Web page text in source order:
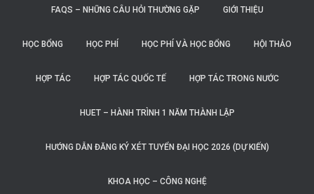
FAQS – NHỮNG CÂU HỎI THƯỜNG GẶP GIỚI THIỆU
HỌC BỔNG HỌC PHÍ HỌC PHÍ VÀ HỌC BỔNG HỘI THẢO
HỢP TÁC HỢP TÁC QUỐC TẾ HỢP TÁC TRONG NƯỚC
HUET – HÀNH TRÌNH 1 NĂM THÀNH LẬP
HƯỚNG DẪN ĐĂNG KÝ XÉT TUYỂN ĐẠI HỌC 2026 (DỰ KIẾN)
KHOA HỌC – CÔNG NGHỆ